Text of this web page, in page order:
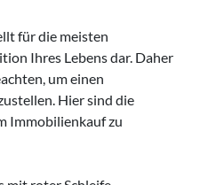
für die meisten
Ihres Lebens dar. Daher
um einen
Hier sind die
Immobilienkauf zu